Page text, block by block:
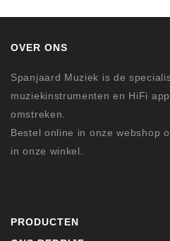
OVER ONS
Spanjaard Muziek is de
muziekinstrumenten en HiFi
omstreken.
Bestel online in onze webshop
in onze winkel.
PRODUCTEN